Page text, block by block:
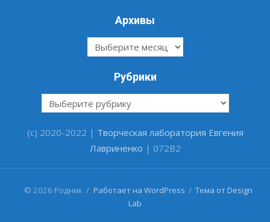
Архивы
Архивы
Рубрики
Рубрики
(c) 2020-2022 | Творческая лаборатория Евгения
Лавриненко | 072B2
© 2026 Родник / Работает на WordPress / Тема от Design
Lab